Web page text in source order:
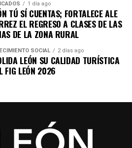
1 día ago
TÚ SÍ CUENTAS; FORTALECE ALE
EL REGRESO A CLASES DE LAS
DE LA ZONA RURAL
SOCIAL 2 días ago
LEÓN SU CALIDAD TURÍSTICA
FIG LEÓN 2026